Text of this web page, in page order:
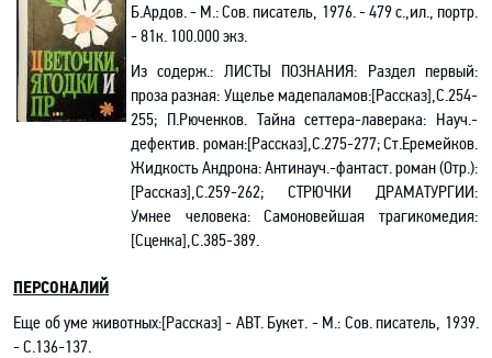
Б.Ардов. - М.: Сов. писатель, 1976. - 479 с.,ил., портр.
- 81к. 100.000 экз.
Из содерж.: ЛИСТЫ ПОЗНАНИЯ: Раздел первый:
проза разная: Ущельемадепаламов:[Рассказ],С.254-
255; П.Рюченков. Тайна сеттера-лаверака: Науч.-
дефектив. роман:[Рассказ],С.275-277;Ст.Еремейков.
Жидкость Андрона: Антинауч.-фантаст. роман (Отр.):
[Рассказ],С.259-262; СТРЮЧКИ ДРАМАТУРГИИ:
Умнее человека: Самоновейшая трагикомедия:
[Сценка],С.385-389.
ПЕРСОНАЛИЙ
Еще об уме животных:[Рассказ] - АВТ. Букет. - М.: Сов. писатель, 1939.
- С.136-137.